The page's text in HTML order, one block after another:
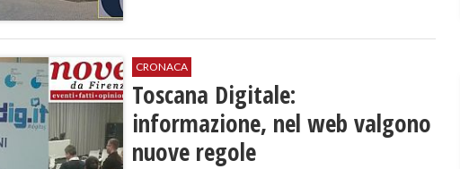
CRONACA
Toscana Digitale:
informazione, nel web valgono
nuove regole